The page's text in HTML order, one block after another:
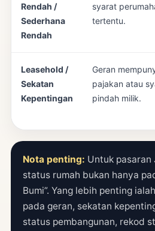
Rendah /
Sederhana
Rendah
syarat
tertentu.
Leasehold /
Sekatan
Kepentingan
Geran
pajakan atau
pindah milik.
Nota penting: Untuk pasaran
status rumah bukan hanya
Bumi”. Yang lebih penting
pada geran, sekatan
status pembangunan, rekod